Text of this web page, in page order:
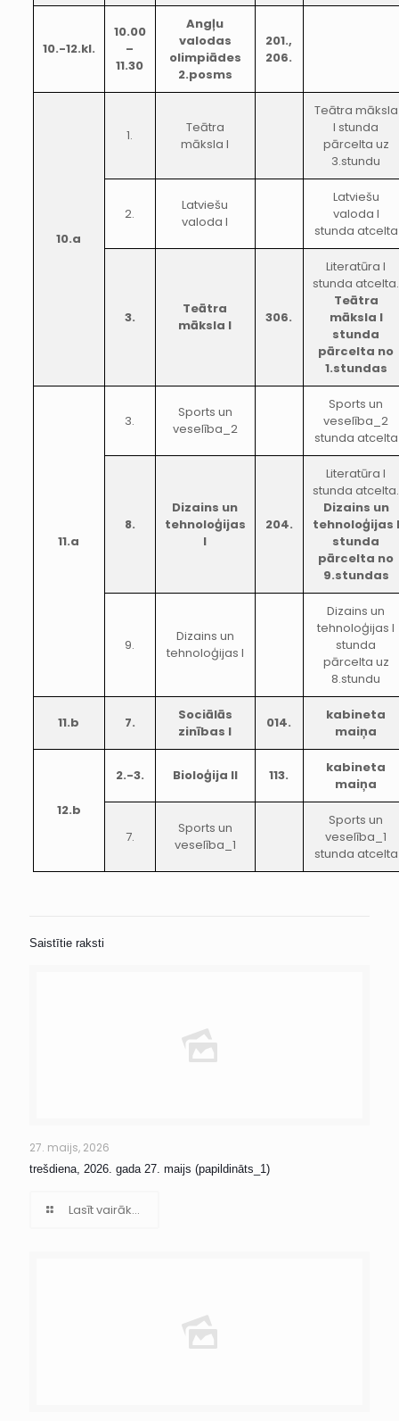
10.-12.kl.
10.00
–
11.30
Angļu
valodas
olimpiādes
2.posms
201.,
206.
10.a
1.
Teātra
māksla I
Teātra māksla
I stunda
pārcelta uz
3.stundu
2.
Latviešu
valoda I
Latviešu
valoda I
stunda atcelta
3.
Teātra
māksla I
306.
Literatūra I
stunda atcelta.
Teātra
māksla I
stunda
pārcelta no
1.stundas
11.a
3.
Sports un
veselība_2
Sports un
veselība_2
stunda atcelta
8.
Dizains un
tehnoloģijas
I
204.
Literatūra I
stunda atcelta.
Dizains un
tehnoloģijas I
stunda
pārcelta no
9.stundas
9.
Dizains un
tehnoloģijas I
Dizains un
tehnoloģijas I
stunda
pārcelta uz
8.stundu
11.b 7.
Sociālās
zinības I
014.
kabineta
maiņa
12.b
2.-3. Bioloģija II 113.
kabineta
maiņa
7.
Sports un
veselība_1
Sports un
veselība_1
stunda atcelta
Saistītie raksti
27. maijs, 2026
trešdiena, 2026. gada 27. maijs (papildināts_1)
Lasīt vairāk...